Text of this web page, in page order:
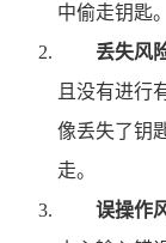
中偷走钥匙。
丢失风
且没有进行
像丢失了钥
走。
误操作